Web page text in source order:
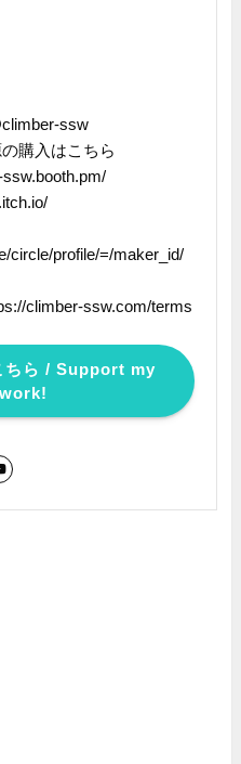
ssw
購入はこちら
circle/profile/=/maker_id/
climber-ssw.com/terms
ちら / Support my